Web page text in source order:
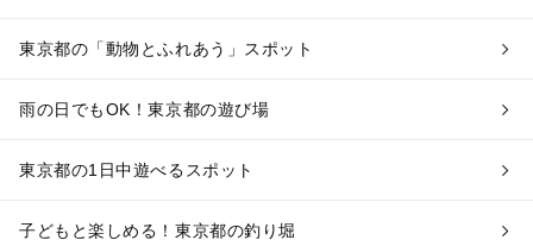
東京都の「動物とふれあう」スポット
雨の日でもOK！東京都の遊び場
東京都の1日中遊べるスポット
子どもと楽しめる！東京都の釣り堀